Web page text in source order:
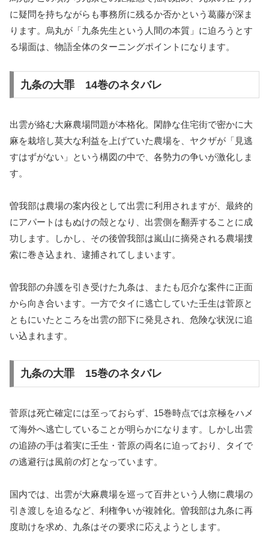
に疑問を持ちながらも事務所に残るか否かという葛藤が深ま
ります。烏丸が「九条先生という人間の本質」に迫ろうとす
る場面は、物語全体のターニングポイントになります。
九条の大罪 14巻のネタバレ
出雲が絡む大麻農場問題が本格化。閑静な住宅街で密かに大
麻を栽培し莫大な利益を上げていた農場を、ヤクザが「見逃
すはずがない」という構図の中で、各勢力の争いが激化しま
す。
曽我部は農場の案内役として出雲に利用されますが、最終的
にアパートはもぬけの殻となり、出雲側を翻弄することに成
功します。しかし、その後曽我部は嵐山に摘発される農場捜
索に巻き込まれ、逮捕されてしまいます。
曽我部の弁護を引き受けた九条は、またも厄介な案件に正面
から向き合います。一方でタイに逃亡していた壬生は菅原と
ともにいたところを出雲の部下に発見され、危険な状況に追
い込まれます。
九条の大罪 15巻のネタバレ
菅原は死亡確定には至っておらず、15巻時点では京極をハメ
て海外へ逃亡していることが明らかになります。しかし出雲
の追跡の手は着実に壬生・菅原の両名に迫っており、タイで
の逃避行は風前の灯となっています。
国内では、出雲が大麻農場を巡って百井という人物に農場の
引き渡しを迫るなど、利権争いが複雑化。曽我部は九条に再
度助けを求め、九条はその要求に応えようとします。